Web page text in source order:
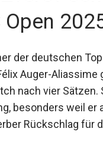
Open
der deutschen
Auger-
nach vier
besonders weil er
Rückschlag für